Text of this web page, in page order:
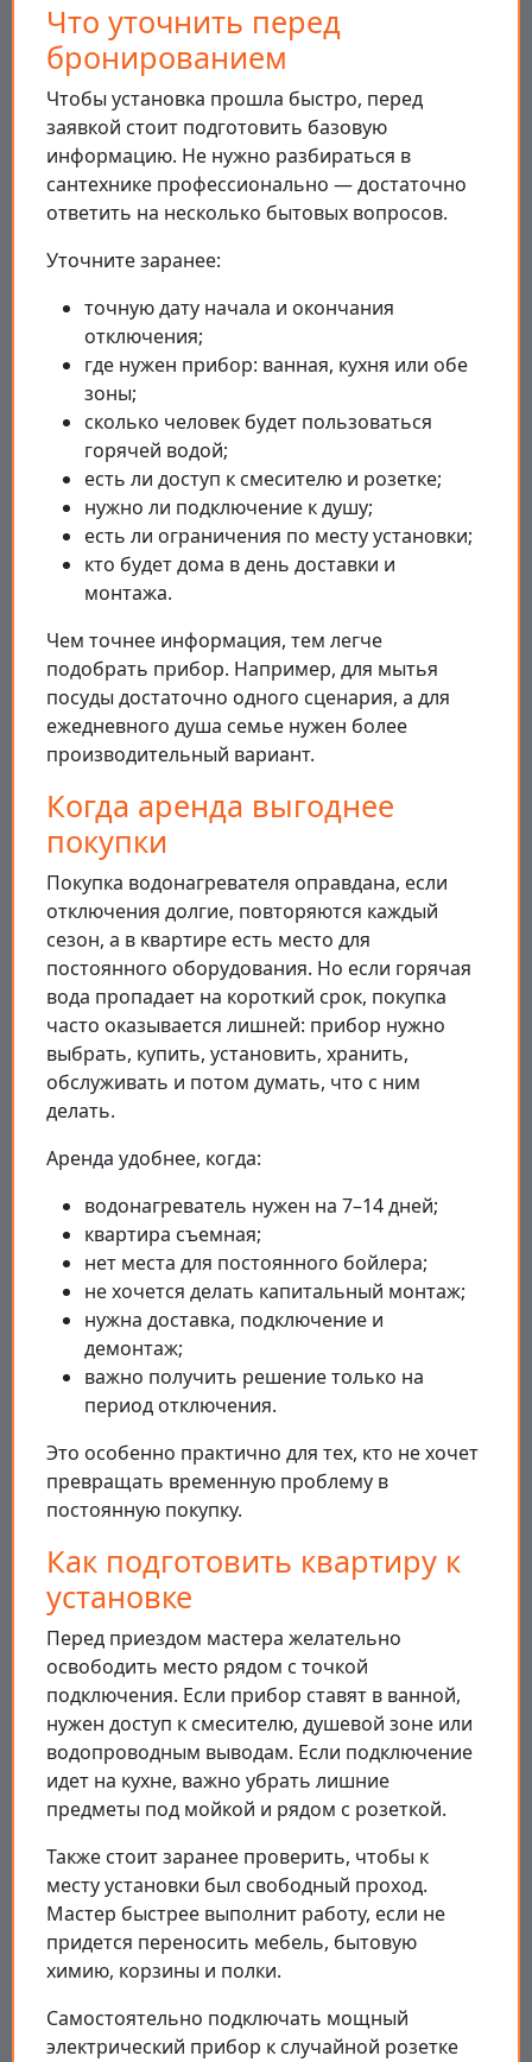
Что уточнить перед
бронированием
Чтобы установка прошла быстро, перед
заявкой стоит подготовить базовую
информацию. Не нужно разбираться в
сантехнике профессионально — достаточно
ответить на несколько бытовых вопросов.
Уточните заранее:
точную дату начала и окончания
отключения;
где нужен прибор: ванная, кухня или обе
зоны;
сколько человек будет пользоваться
горячей водой;
есть ли доступ к смесителю и розетке;
нужно ли подключение к душу;
есть ли ограничения по месту установки;
кто будет дома в день доставки и
монтажа.
Чем точнее информация, тем легче
подобрать прибор. Например, для мытья
посуды достаточно одного сценария, а для
ежедневного душа семье нужен более
производительный вариант.
Когда аренда выгоднее
покупки
Покупка водонагревателя оправдана, если
отключения долгие, повторяются каждый
сезон, а в квартире есть место для
постоянного оборудования. Но если горячая
вода пропадает на короткий срок, покупка
часто оказывается лишней: прибор нужно
выбрать, купить, установить, хранить,
обслуживать и потом думать, что с ним
делать.
Аренда удобнее, когда:
водонагреватель нужен на 7–14 дней;
квартира съемная;
нет места для постоянного бойлера;
не хочется делать капитальный монтаж;
нужна доставка, подключение и
демонтаж;
важно получить решение только на
период отключения.
Это особенно практично для тех, кто не хочет
превращать временную проблему в
постоянную покупку.
Как подготовить квартиру к
установке
Перед приездом мастера желательно
освободить место рядом с точкой
подключения. Если прибор ставят в ванной,
нужен доступ к смесителю, душевой зоне или
водопроводным выводам. Если подключение
идет на кухне, важно убрать лишние
предметы под мойкой и рядом с розеткой.
Также стоит заранее проверить, чтобы к
месту установки был свободный проход.
Мастер быстрее выполнит работу, если не
придется переносить мебель, бытовую
химию, корзины и полки.
Самостоятельно подключать мощный
электрический прибор к случайной розетке